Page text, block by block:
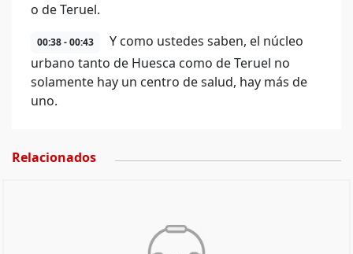
o de Teruel.
00:38 - 00:43
Y como ustedes saben, el núcleo
urbano tanto de Huesca como de Teruel no
solamente hay un centro de salud, hay más de
uno.
Relacionados